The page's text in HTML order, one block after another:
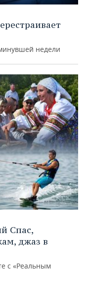
недели
Спас,
джаз в
с «Реальным